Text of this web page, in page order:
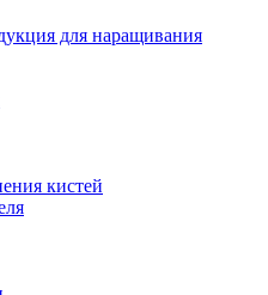
для наращивания
кистей